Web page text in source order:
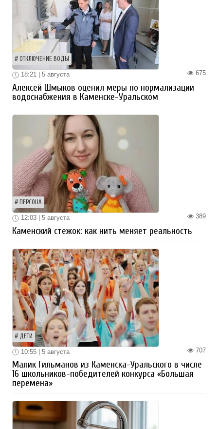
ОТКЛЮЧЕНИЕ ВОДЫ
675
18:21 | 5 августа
Алексей Шмыков оценил меры по нормализации
водоснабжения в Каменске-Уральском
ПЕРСОНА
389
12:03 | 5 августа
Каменский стежок: как нить меняет реальность
ДЕТИ
707
10:55 | 5 августа
Малик Гильманов из Каменска-Уральского в числе
16 школьников-победителей конкурса «Большая
перемена»